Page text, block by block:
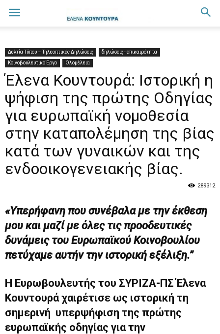
Δελτία Τύπου – Τηλεοπτικές Δηλώσεις
δηλώσεις - επικαιρότητα
Κοινοβουλευτικό Έργο
Ολομέλεια
Έλενα Κουντουρά: Ιστορική η
ψήφιση της πρώτης Οδηγίας
για ευρωπαϊκή νομοθεσία
στην καταπολέμηση της βίας
κατά των γυναικών και της
ενδοοικογενειακής βίας.
289312
«Υπερήφανη που συνέβαλα με την έκθεση
μου και μαζί με όλες τις προοδευτικές
δυνάμεις του Ευρωπαϊκού Κοινοβουλίου
πετύχαμε αυτήν την ιστορική εξέλιξη.”
Η Ευρωβουλευτής του ΣΥΡΙΖΑ-ΠΣ Έλενα
Κουντουρά χαιρέτισε ως ιστορική τη
σημερινή υπερψήφιση της πρώτης
ευρωπαϊκής οδηγίας για την